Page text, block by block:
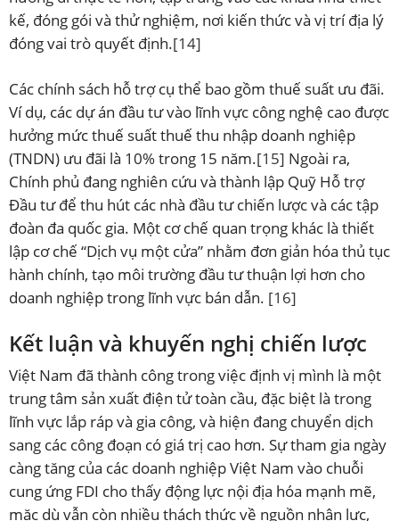
kế, đóng gói và thử nghiệm, nơi kiến thức và vị trí địa lý
đóng vai trò quyết định.[14]
Các chính sách hỗ trợ cụ thể bao gồm thuế suất ưu đãi.
Ví dụ, các dự án đầu tư vào lĩnh vực công nghệ cao được
hưởng mức thuế suất thuế thu nhập doanh nghiệp
(TNDN) ưu đãi là 10% trong 15 năm.[15] Ngoài ra,
Chính phủ đang nghiên cứu và thành lập Quỹ Hỗ trợ
Đầu tư để thu hút các nhà đầu tư chiến lược và các tập
đoàn đa quốc gia. Một cơ chế quan trọng khác là thiết
lập cơ chế “Dịch vụ một cửa” nhằm đơn giản hóa thủ tục
hành chính, tạo môi trường đầu tư thuận lợi hơn cho
doanh nghiệp trong lĩnh vực bán dẫn. [16]
Kết luận và khuyến nghị chiến lược
Việt Nam đã thành công trong việc định vị mình là một
trung tâm sản xuất điện tử toàn cầu, đặc biệt là trong
lĩnh vực lắp ráp và gia công, và hiện đang chuyển dịch
sang các công đoạn có giá trị cao hơn. Sự tham gia ngày
càng tăng của các doanh nghiệp Việt Nam vào chuỗi
cung ứng FDI cho thấy động lực nội địa hóa mạnh mẽ,
mặc dù vẫn còn nhiều thách thức về nguồn nhân lực,